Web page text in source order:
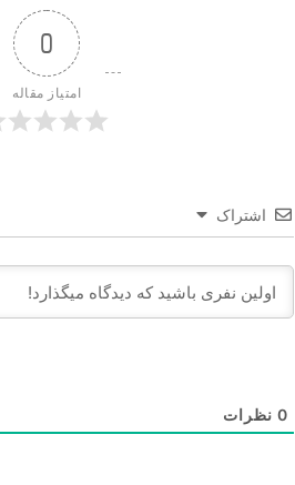
0
امتیاز مقاله
اشتراک
0 نظرات